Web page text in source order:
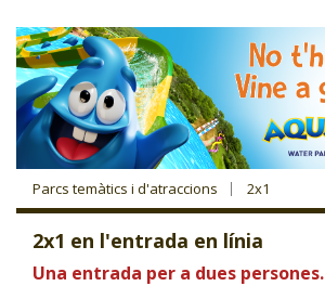
CJ ADOLESCENTS
CJ EMANCIPACIÓ
CJ SALUT
CJ INTERNACIONAL
CJ LOCAL
Parcs temàtics i d'atraccions 2x1
2x1 en l'entrada en línia
Una entrada per a dues persones.